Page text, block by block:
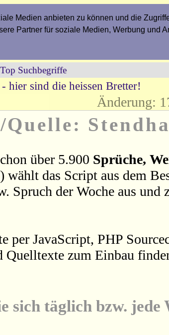
Medien anbieten zu können und die
Partner für soziale Medien, Werbung und
Top Suchbegriffe
hier sind die heissen Bretter!
Änderung:
über 5.900 Sprüche,
wählt das Script aus dem
Spruch der Woche aus und
JavaScript, PHP
zum Einbau
sich täglich bzw. jede